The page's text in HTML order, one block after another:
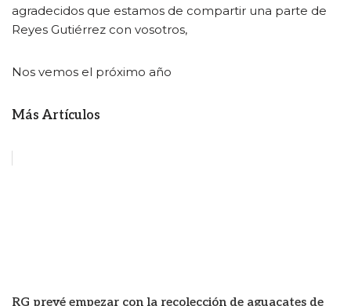
agradecidos que estamos de compartir una parte de
Reyes Gutiérrez con vosotros,
Nos vemos el próximo año
Más Artículos
RG prevé empezar con la recolección de aguacates de